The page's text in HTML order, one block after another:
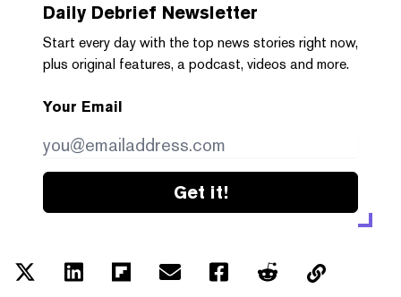
Daily Debrief Newsletter
Start every day with the top news stories right now,
plus original features, a podcast, videos and more.
Your Email
Get it!